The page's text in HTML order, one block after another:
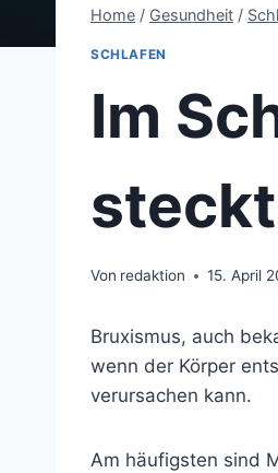
Home / Gesundheit /
SCHLAFEN
Im
Von redaktion 15. April
Bruxismus, auch
wenn der Körper
verursachen kann.
Am häufigsten sind